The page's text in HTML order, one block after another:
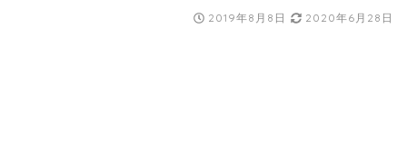
2019年8月8日 2020年6月28日